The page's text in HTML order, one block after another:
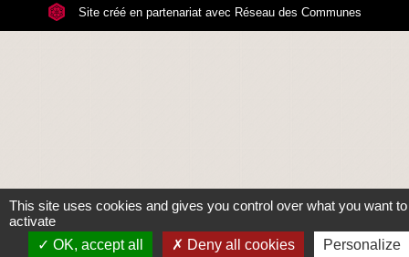
Site créé en partenariat avec Réseau des Communes
This site uses cookies and gives you control over what you want to
activate
OK, accept all
Deny all cookies Personalize